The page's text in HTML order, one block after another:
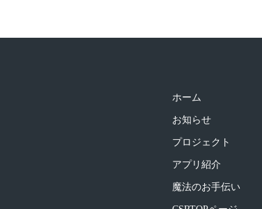
ホーム
お知らせ
プロジェクト
アプリ紹介
魔法のお手伝い